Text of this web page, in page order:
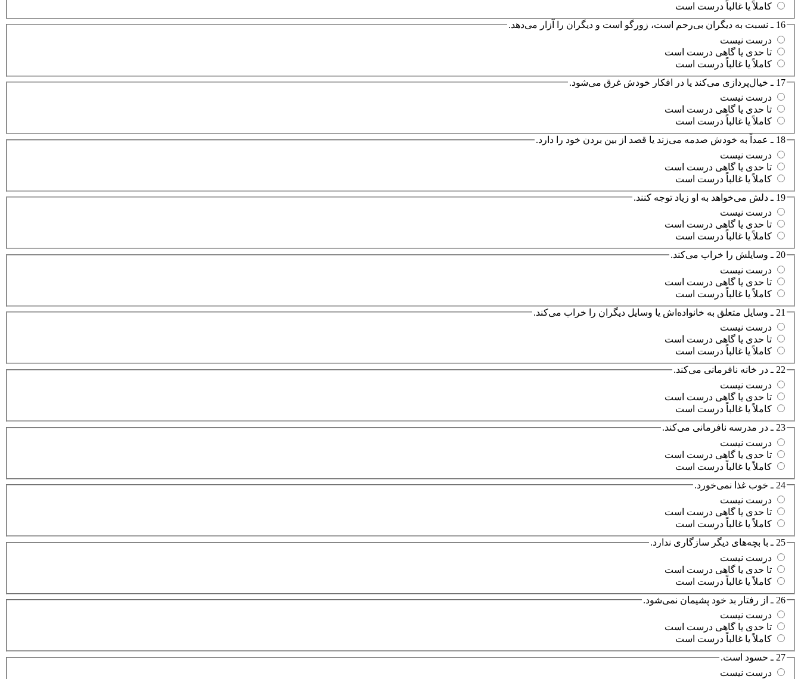
کاملاً یا غالباً درست است
16 ـ نسبت به دیگران بی‌رحم است، زورگو است و دیگران را آزار می‌دهد.
درست نیست
تا حدی یا گاهی درست است
کاملاً یا غالباً درست است
17 ـ خیال‌پردازی می‌کند یا در افکار خودش غرق می‌شود.
درست نیست
تا حدی یا گاهی درست است
کاملاً یا غالباً درست است
18 ـ عمداً به خودش صدمه می‌زند یا قصد از بین بردن خود را دارد.
درست نیست
تا حدی یا گاهی درست است
کاملاً یا غالباً درست است
19 ـ دلش می‌خواهد به او زیاد توجه کنند.
درست نیست
تا حدی یا گاهی درست است
کاملاً یا غالباً درست است
20 ـ وسایلش را خراب می‌کند.
درست نیست
تا حدی یا گاهی درست است
کاملاً یا غالباً درست است
21 ـ وسایل متعلق به خانواده‌اش یا وسایل دیگران را خراب می‌کند.
درست نیست
تا حدی یا گاهی درست است
کاملاً یا غالباً درست است
22 ـ در خانه نافرمانی می‌کند.
درست نیست
تا حدی یا گاهی درست است
کاملاً یا غالباً درست است
23 ـ در مدرسه نافرمانی می‌کند.
درست نیست
تا حدی یا گاهی درست است
کاملاً یا غالباً درست است
24 ـ خوب غذا نمی‌خورد.
درست نیست
تا حدی یا گاهی درست است
کاملاً یا غالباً درست است
25 ـ با بچه‌های دیگر سازگاری ندارد.
درست نیست
تا حدی یا گاهی درست است
کاملاً یا غالباً درست است
26 ـ از رفتار بد خود پشیمان نمی‌شود.
درست نیست
تا حدی یا گاهی درست است
کاملاً یا غالباً درست است
27 ـ حسود است.
درست نیست